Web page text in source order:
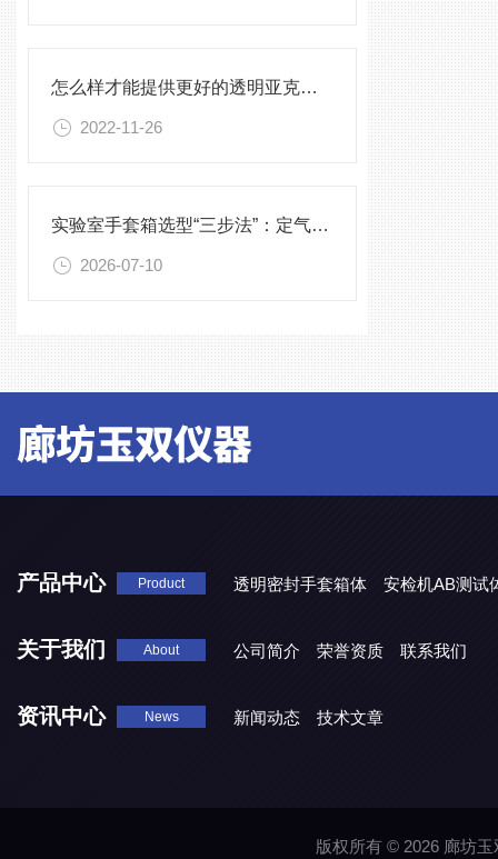
怎么样才能提供更好的透明亚克力加工产品
2022-11-26
实验室手套箱选型“三步法”：定气氛、定压差、定配件
2026-07-10
产品中心 Product 透明密封手套箱体 安检机AB测试
关于我们 About 公司简介 荣誉资质 联系我们
资讯中心 News 新闻动态 技术文章
版权所有 © 2026 廊坊